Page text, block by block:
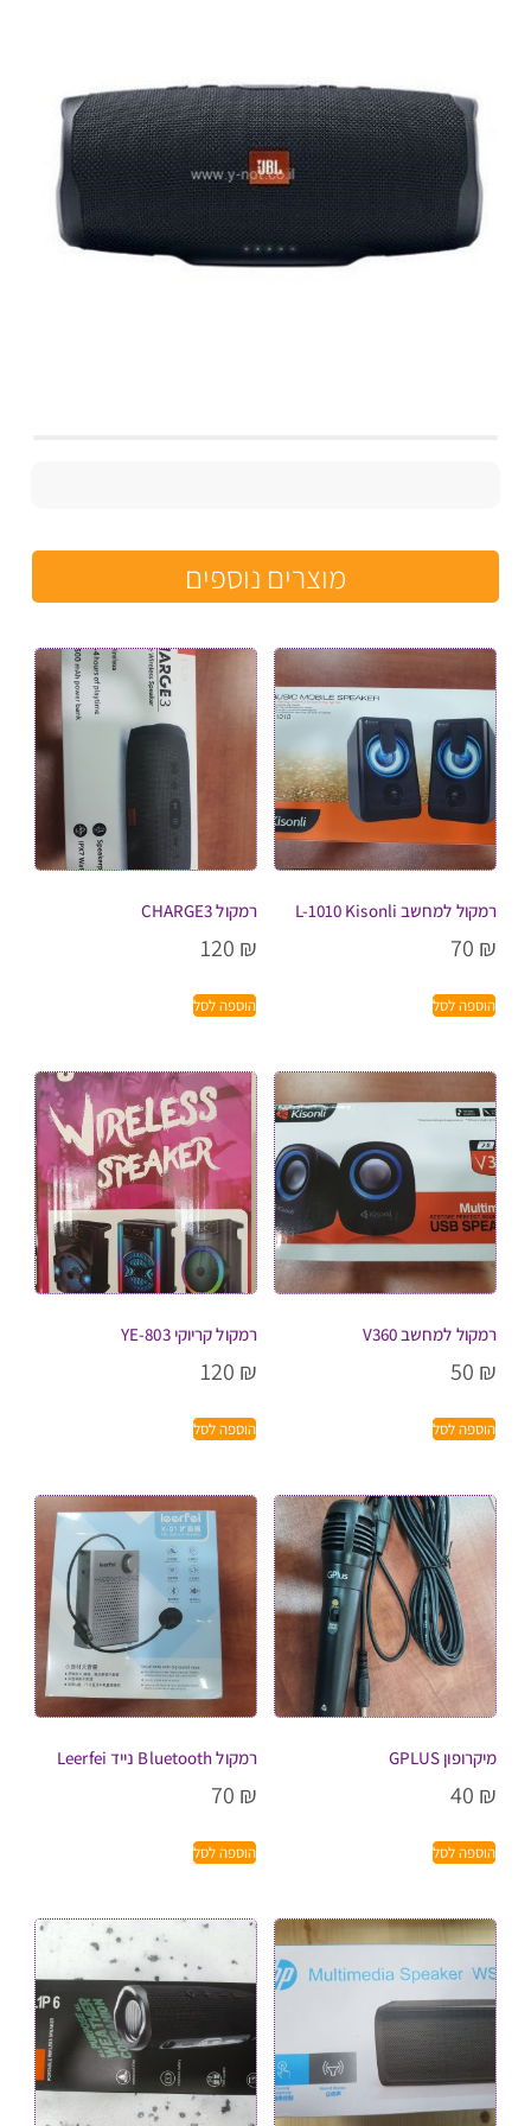
מוצרים נוספים
רמקול למחשב L-1010 Kisonli
70 ₪
הוספה לסל
רמקול CHARGE3
120 ₪
הוספה לסל
רמקול למחשב V360
50 ₪
הוספה לסל
רמקול קריוקי YE-803
120 ₪
הוספה לסל
מיקרופון GPLUS
40 ₪
הוספה לסל
רמקול Bluetooth נייד Leerfei
70 ₪
הוספה לסל